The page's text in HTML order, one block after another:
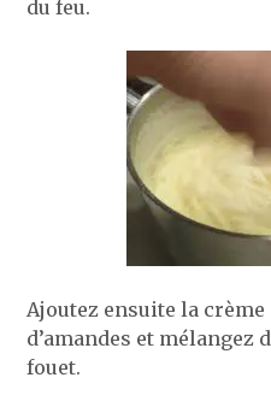
du feu.
Ajoutez ensuite la
d’amandes et mélangez
fouet.